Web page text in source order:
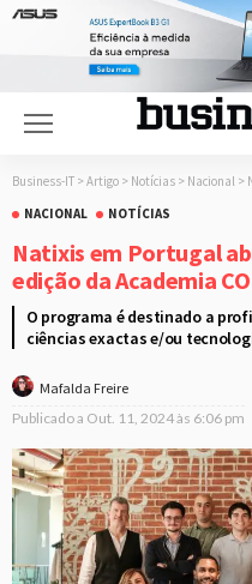
Business-IT > Artigo > Notícias > Nacional >
NACIONAL
NOTÍCIAS
Natixis em Portugal
edição da Academia
O programa é destinado a
ciências exactas e/ou
Mafalda Freire
Publicado a Out. 11, 2024 às 6:06 pm